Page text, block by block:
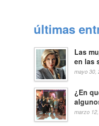
últimas
Las
en las
mayo 30,
¿En
marzo